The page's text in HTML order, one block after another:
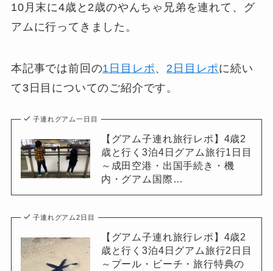
10月末に4歳と2歳のやんちゃ兄弟を連れて、グ
アムに行ってきました。
本記事では前回の1日目レポ、 2日目レポに続い
て3日目についてのご紹介です。
子連れグアム一日目
【グアム子連れ旅行レポ】4歳2
歳と行く3泊4日グアム旅行1日目
～成田空港・出国手続き・機
内・グアム国際…
子連れグアム2日目
【グアム子連れ旅行レポ】4歳2
歳と行く3泊4日グアム旅行2日目
～プール・ビーチ・旅行特典の